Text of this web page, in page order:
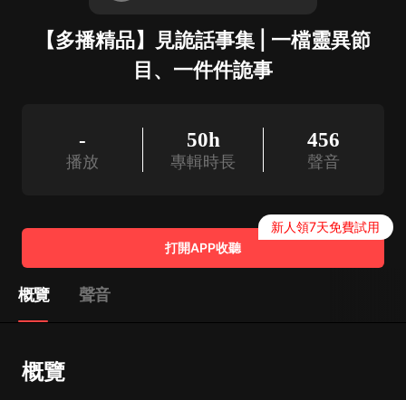
【多播精品】見詭話事集 | 一檔靈異節
目、一件件詭事
-
播放
50h
專輯時長
456
聲音
打開APP收聽
新人領7天免費試用
概覽 聲音
概覽